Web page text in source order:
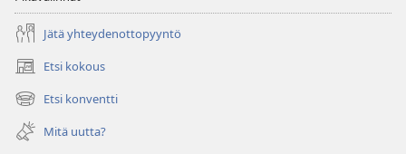
Jätä yhteydenottopyyntö
Etsi kokous
(avaa
uuden
ikkunan)
Etsi konventti
(avaa
uuden
ikkunan)
Mitä uutta?